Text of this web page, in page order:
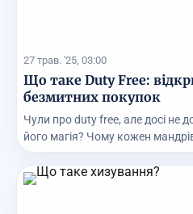
27 трав. '25, 03:00
Що таке Duty Free:
безмитних покупок
Чули про duty free, але досі не
його магія? Чому кожен